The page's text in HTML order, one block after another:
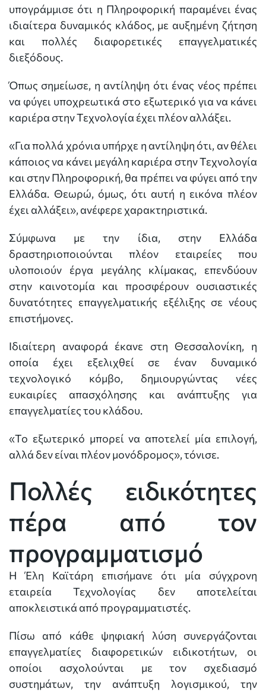
υπογράμμισε ότι η Πληροφορική παραμένει ένας
ιδιαίτερα δυναμικός κλάδος, με αυξημένη ζήτηση
και πολλές διαφορετικές επαγγελματικές
διεξόδους.
Όπως σημείωσε, η αντίληψη ότι ένας νέος πρέπει
να φύγει υποχρεωτικά στο εξωτερικό για να κάνει
καριέρα στην Τεχνολογία έχει πλέον αλλάξει.
«Για πολλά χρόνια υπήρχε η αντίληψη ότι, αν θέλει
κάποιος να κάνει μεγάλη καριέρα στην Τεχνολογία
και στην Πληροφορική, θα πρέπει να φύγει από την
Ελλάδα. Θεωρώ, όμως, ότι αυτή η εικόνα πλέον
έχει αλλάξει», ανέφερε χαρακτηριστικά.
Σύμφωνα με την ίδια, στην Ελλάδα
δραστηριοποιούνται πλέον εταιρείες που
υλοποιούν έργα μεγάλης κλίμακας, επενδύουν
στην καινοτομία και προσφέρουν ουσιαστικές
δυνατότητες επαγγελματικής εξέλιξης σε νέους
επιστήμονες.
Ιδιαίτερη αναφορά έκανε στη Θεσσαλονίκη, η
οποία έχει εξελιχθεί σε έναν δυναμικό
τεχνολογικό κόμβο, δημιουργώντας νέες
ευκαιρίες απασχόλησης και ανάπτυξης για
επαγγελματίες του κλάδου.
«Το εξωτερικό μπορεί να αποτελεί μία επιλογή,
αλλά δεν είναι πλέον μονόδρομος», τόνισε.
Πολλές ειδικότητες
πέρα από τον
προγραμματισμό
Η Έλη Καϊτάρη επισήμανε ότι μία σύγχρονη
εταιρεία Τεχνολογίας δεν αποτελείται
αποκλειστικά από προγραμματιστές.
Πίσω από κάθε ψηφιακή λύση συνεργάζονται
επαγγελματίες διαφορετικών ειδικοτήτων, οι
οποίοι ασχολούνται με τον σχεδιασμό
συστημάτων, την ανάπτυξη λογισμικού, την